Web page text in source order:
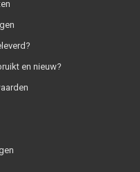
en nieuw?